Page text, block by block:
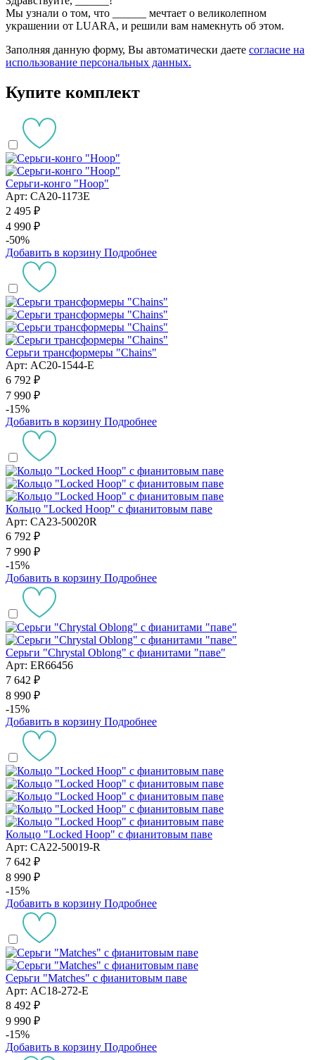
Мы узнали о том, что
мечтает о великолепном
украшении от LUARA, и решили вам намекнуть об этом.
Заполняя данную форму, Вы автоматически даете согласие на
использование персональных данных.
Купите комплект
Серьги-конго "Hoop"
Арт: CA20-1173E
2 495 ₽
4 990 ₽
-50%
Добавить в корзину Подробнее
Серьги трансформеры "Chains"
Арт: AC20-1544-E
6 792 ₽
7 990 ₽
-15%
Добавить в корзину Подробнее
Кольцо "Locked Hoop" с фианитовым паве
Арт: CA23-50020R
6 792 ₽
7 990 ₽
-15%
Добавить в корзину Подробнее
Серьги "Chrystal Oblong" с фианитами "паве"
Арт: ER66456
7 642 ₽
8 990 ₽
-15%
Добавить в корзину Подробнее
Кольцо "Locked Hoop" с фианитовым паве
Арт: CA22-50019-R
7 642 ₽
8 990 ₽
-15%
Добавить в корзину Подробнее
Серьги "Matches" с фианитовым паве
Арт: AC18-272-E
8 492 ₽
9 990 ₽
-15%
Добавить в корзину Подробнее